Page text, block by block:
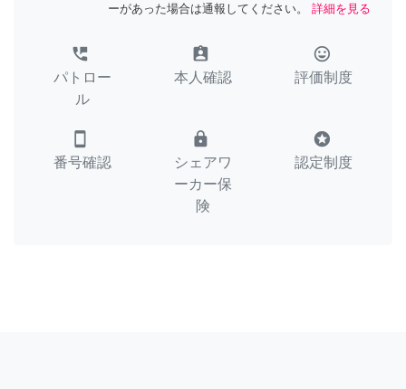
ーがあった場合は通報してください。
詳細を見る
perm_phone_msg
パトロー
ル
assignment_ind
本人確認
tag_faces
評価制度
smartphone
番号確認
lock
シェアワ
ーカー保
険
stars
認定制度